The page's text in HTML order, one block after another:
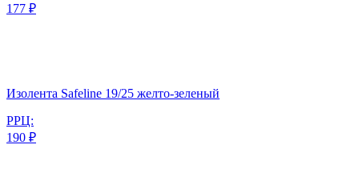
177 ₽
Изолента Safeline 19/25 желто-зеленый
РРЦ:
190 ₽